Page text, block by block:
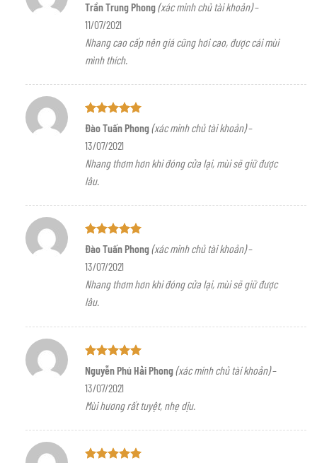
Được
xếp hạng
45 sao
Trần Trung Phong(xác minh chủ tài khoản)–
11/07/2021
Nhang cao cấp nên giá cũng hơi cao, được cái mùi
mình thích.
Được xếp
hạng55
sao
Đào Tuấn Phong(xác minh chủ tài khoản)–
13/07/2021
Nhang thơm hơn khi đóng cửa lại, mùi sẽ giữ được
lâu.
Được xếp
hạng55
sao
Đào Tuấn Phong(xác minh chủ tài khoản)–
13/07/2021
Nhang thơm hơn khi đóng cửa lại, mùi sẽ giữ được
lâu.
Được xếp
hạng55
sao
Nguyễn Phú Hải Phong(xác minh chủ tài khoản)–
13/07/2021
Mùi hương rất tuyệt, nhẹ dịu.